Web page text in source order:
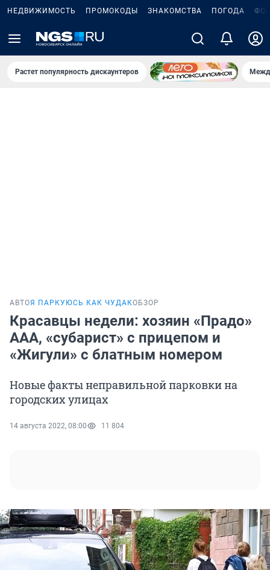
НЕДВИЖИМОСТЬ ПРОМОКОДЫ ЗНАКОМСТВА ПОГОДА
Растет популярность дискаунтеров
АВТОЯ ПАРКУЮСЬ КАК ЧУДАКОБЗОР
Красавцы недели: хозяин «Прадо»
ААА, «субарист» с прицепом и
«Жигули» с блатным номером
Новые факты неправильной парковки на
городских улицах
14 августа 2022, 08:00 11 804